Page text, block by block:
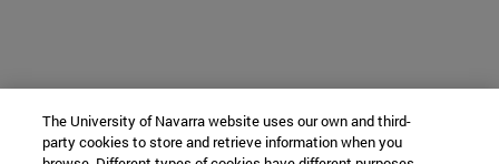
The University of Navarra website uses our own and third-
party cookies to store and retrieve information when you